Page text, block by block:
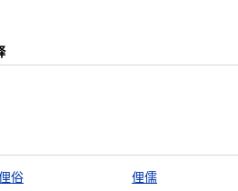
俗
俚儒